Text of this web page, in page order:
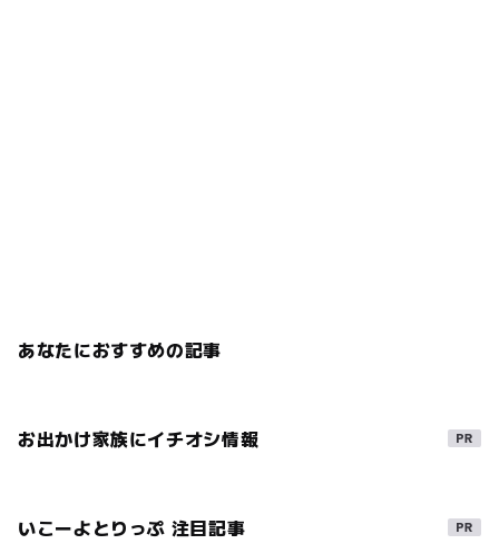
あなたにおすすめの記事
お出かけ家族にイチオシ情報
いこーよとりっぷ 注目記事